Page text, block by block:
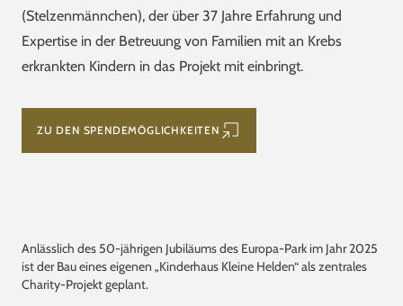
(Stelzenmännchen), der über 37 Jahre Erfahrung und
Expertise in der Betreuung von Familien mit an Krebs
erkrankten Kindern in das Projekt mit einbringt.
ZU DEN SPENDEMÖGLICHKEITEN
Anlässlich des 50-jährigen Jubiläums des Europa-Park im Jahr 2025
ist der Bau eines eigenen „Kinderhaus Kleine Helden“ als zentrales
Charity-Projekt geplant.